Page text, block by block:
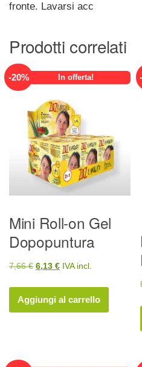
fronte. Lavarsi acc
Prodotti correlati
-20% In offerta!
Mini Roll-on Gel
Dopopuntura
7,66€ Il
originale
era:
6,13 €Il
attuale
è:
IVA incl.
Aggiungi al carrello
-